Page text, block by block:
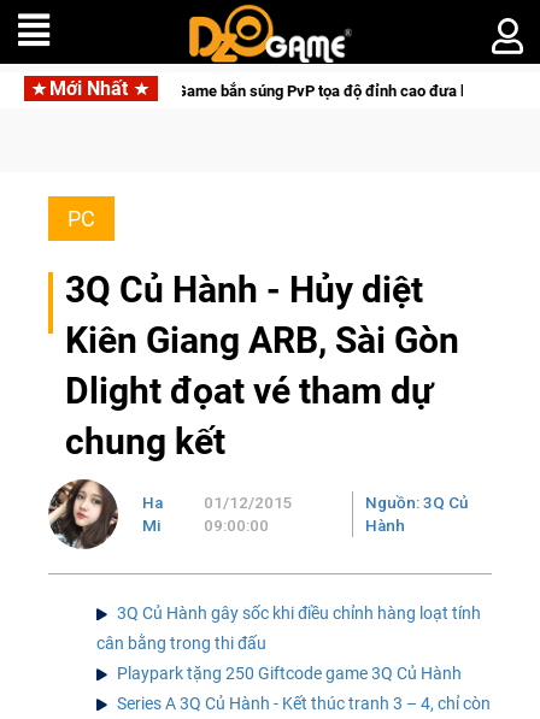
Mới Nhất
Game bắn súng PvP tọa độ đỉnh cao đưa bạn vào các chiến dịch lịch
PC
3Q Củ Hành - Hủy diệt
Kiên Giang ARB, Sài Gòn
Dlight đọat vé tham dự
chung kết
Ha
Mi
01/12/2015
09:00:00
Nguồn: 3Q Củ
Hành
3Q Củ Hành gây sốc khi điều chỉnh hàng loạt tính
cân bằng trong thi đấu
Playpark tặng 250 Giftcode game 3Q Củ Hành
Series A 3Q Củ Hành - Kết thúc tranh 3 – 4, chỉ còn